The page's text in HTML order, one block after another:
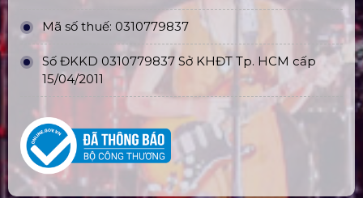
Mã số thuế: 0310779837
Số ĐKKD 0310779837 Sở KHĐT Tp. HCM cấp
15/04/2011